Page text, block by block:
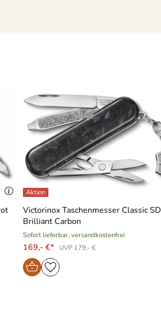
Victorinox Taschenmesser Classic SD
Brilliant Carbon
Sofort lieferbar, versandkostenfrei
169,- €* UVP 179,- €